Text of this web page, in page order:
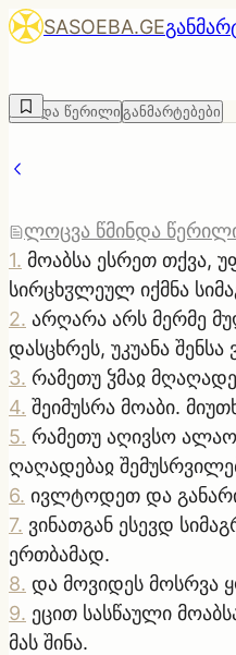
SASOEBA.GE
წმინდა წერილი განმარტებები
ლოცვა წმინდა
1. მოაბსა ესრეთ თქვა,
სირცხჳლეულ იქმნა
2. არღარა არს მერმე
დასცხრეს, უკუანა
3. რამეთუ ჴმაჲ
4. შეიმუსრა მოაბი.
5. რამეთუ აღივსო
ღაღადებაჲ
6. ივლტოდეთ და
7. ვინათგან ესევდ
ერთბამად.
8. და მოვიდეს მოსრვა
9. ეცით სასწაული
მას შინა.